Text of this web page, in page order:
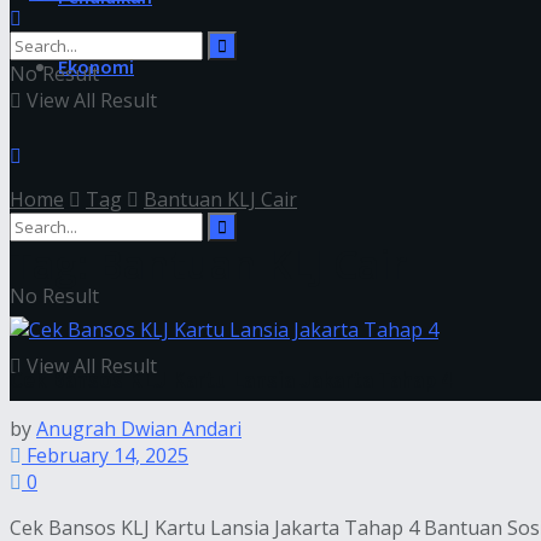
Ekonomi
No Result
View All Result
No Result
View All Result
Home Tag Bantuan KLJ Cair
Cek Bansos KLJ Kartu Lansia Jakarta Tahap 4
byAnugrah Dwian Andari
February 14, 2025
0
Cek Bansos KLJ Kartu Lansia Jakarta Tahap 4 Bantuan